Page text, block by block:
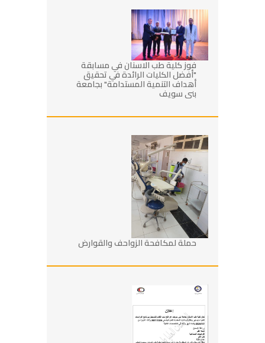
فوز كلية طب الاسنان في مسابقة
"أفضل الكليات الرائدة في تحقيق
أهداف التنمية المستدامة" بجامعة
بني سويف
حملة لمكافحة الزواحف والقوارض